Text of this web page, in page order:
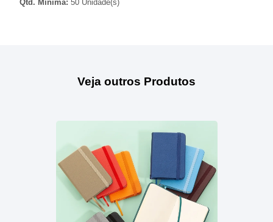
Qtd. Mínima: 50 Unidade(s)
Veja outros Produtos